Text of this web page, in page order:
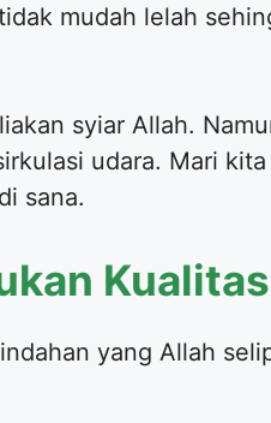
mudah lelah
syiar Allah.
udara. Mari
sana.
yang Allah